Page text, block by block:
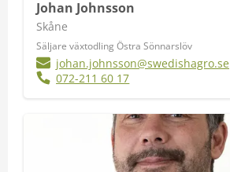
Johan Johnsson
Skåne
Säljare växtodling Östra Sönnarslöv
johan.johnsson@swedishagro.se
072-211 60 17